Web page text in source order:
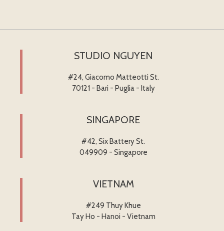
STUDIO NGUYEN
#24, Giacomo Matteotti St.
70121 - Bari - Puglia - Italy
SINGAPORE
#42, Six Battery St.
049909 - Singapore
VIETNAM
#249 Thuy Khue
Tay Ho - Hanoi - Vietnam